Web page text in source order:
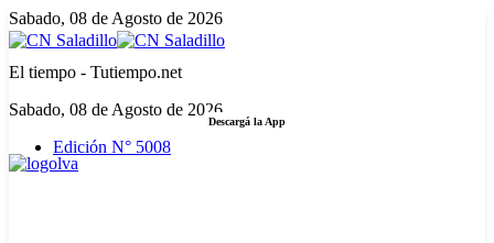
Sabado, 08 de Agosto de 2026
El tiempo - Tutiempo.net
Sabado, 08 de Agosto de 2026
Edición N° 5008
Descargá la App